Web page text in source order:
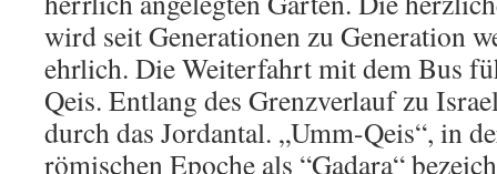
wird seit Generationen zu Generation
ehrlich. Die Weiterfahrt mit dem Bus
Qeis. Entlang des Grenzverlauf zu
durch das Jordantal. „Umm-Qeis“, in
römischen Epoche als “Gadara“